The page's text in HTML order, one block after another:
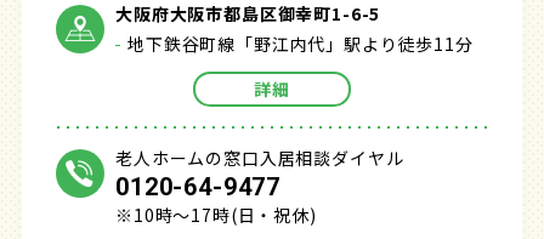
大阪府大阪市都島区御幸町1-6-5
地下鉄谷町線「野江内代」駅より徒歩11分
詳細
老人ホームの窓口入居相談ダイヤル
0120-64-9477
※10時～17時(日・祝休)